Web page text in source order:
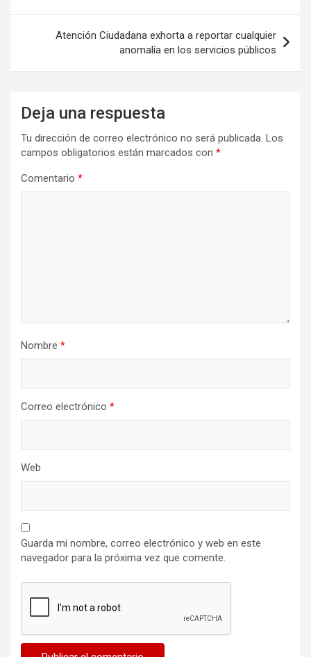
entradas
Atención Ciudadana exhorta a reportar cualquier
anomalía en los servicios públicos
Deja una respuesta
Tu dirección de correo electrónico no será publicada. Los
campos obligatorios están marcados con *
Comentario *
Nombre *
Correo electrónico *
Web
Guarda mi nombre, correo electrónico y web en este
navegador para la próxima vez que comente.